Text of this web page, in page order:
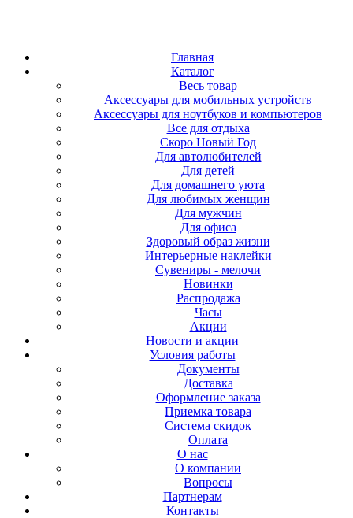
Главная
Каталог
Весь товар
Аксессуары для мобильных устройств
Аксессуары для ноутбуков и компьютеров
Все для отдыха
Скоро Новый Год
Для автолюбителей
Для детей
Для домашнего уюта
Для любимых женщин
Для мужчин
Для офиса
Здоровый образ жизни
Интерьерные наклейки
Сувениры - мелочи
Новинки
Распродажа
Часы
Акции
Новости и акции
Условия работы
Документы
Доставка
Оформление заказа
Приемка товара
Система скидок
Оплата
О нас
О компании
Вопросы
Партнерам
Контакты